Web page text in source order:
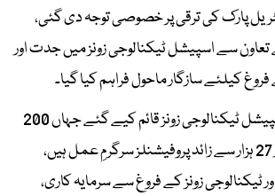
پارک کی ترقی پر خصوصی توجہ دی گئی،
سے اسپیشل ٹیکنالوجی زونز میں جدت اور
کیلئے سازگار ماحول فراہم کیا گیا۔
ملک بھر میں 32 اسپیشل ٹیکنالوجی زونز قائم کیے گئے جہاں 200
سے زائد کمپنیاں اور 27 ہزار سے زائد پروفیشنلز سرگرمِ عمل ہیں،
زونز کے فروغ سے سرمایہ کاری،